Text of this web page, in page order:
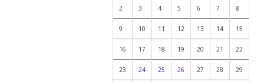
2 3 4 5 6 7 8
9 10 11 12 13 14 15
16 17 18 19 20 21 22
23 24 25 26 27 28 29